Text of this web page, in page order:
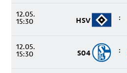
12.05.
15:30 HSV :
12.05.
15:30 S04 :